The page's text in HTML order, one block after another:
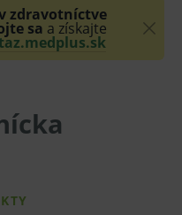
zdravotníctve
sa a získajte